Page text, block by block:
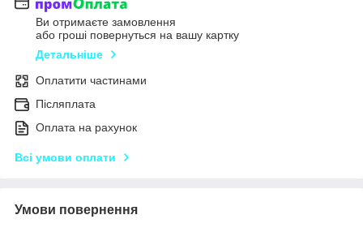
Ви отримаєте замовлення
або гроші повернуться на вашу картку
Детальніше
Оплатити частинами
Післяплата
Оплата на рахунок
Всі умови оплати
Умови повернення